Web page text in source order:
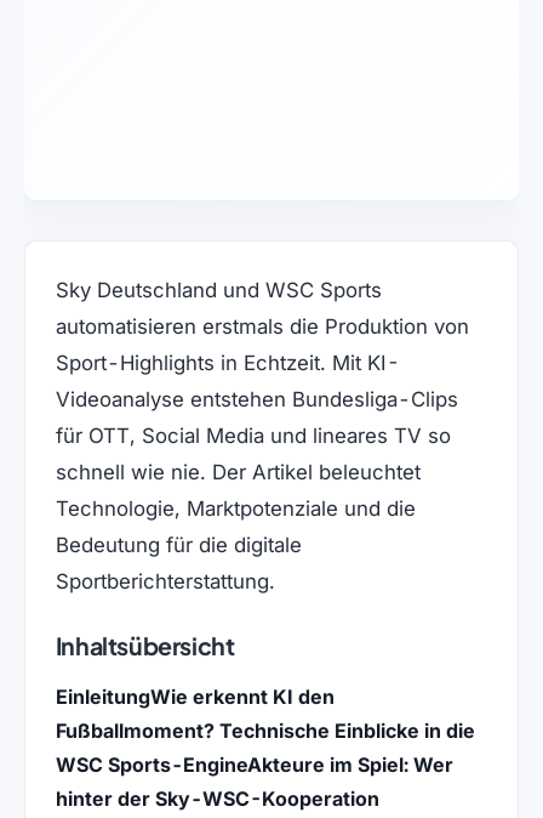
Sky Deutschland und WSC Sports
automatisieren erstmals die Produktion von
Sport-Highlights in Echtzeit. Mit KI-
Videoanalyse entstehen Bundesliga-Clips
für OTT, Social Media und lineares TV so
schnell wie nie. Der Artikel beleuchtet
Technologie, Marktpotenziale und die
Bedeutung für die digitale
Sportberichterstattung.
Inhaltsübersicht
EinleitungWie erkennt KI den
Fußballmoment? Technische Einblicke in die
WSC Sports-EngineAkteure im Spiel: Wer
hinter der Sky-WSC-Kooperation